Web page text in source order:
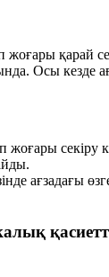
жоғары қарай
Осы кезде
секіру
ағзадағы